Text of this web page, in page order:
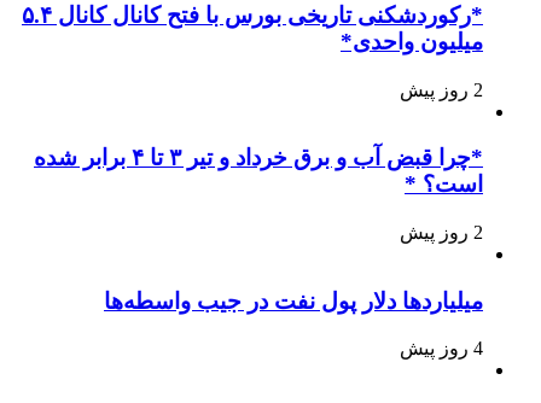
*رکوردشکنی تاریخی بورس با فتح کانال کانال ۵.۴
میلیون واحدی*
2 روز پیش
*چرا قبض آب و برق خرداد و تیر ۳ تا ۴ برابر شده
است؟ *
2 روز پیش
میلیاردها دلار پول نفت در جیب واسطه‌ها
4 روز پیش